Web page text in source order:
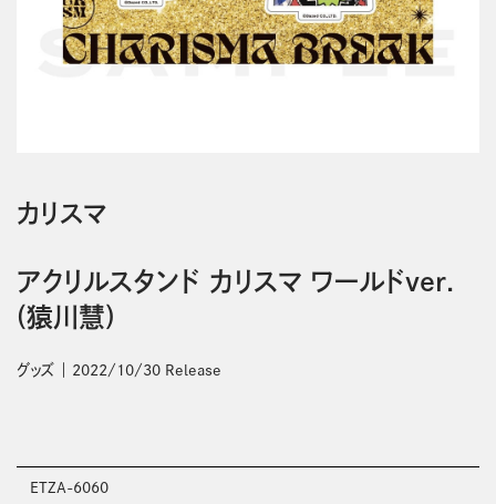
カリスマ
アクリルスタンド カリスマ ワールドver.
(猿川慧)
グッズ 2022/10/30 Release
ETZA-6060